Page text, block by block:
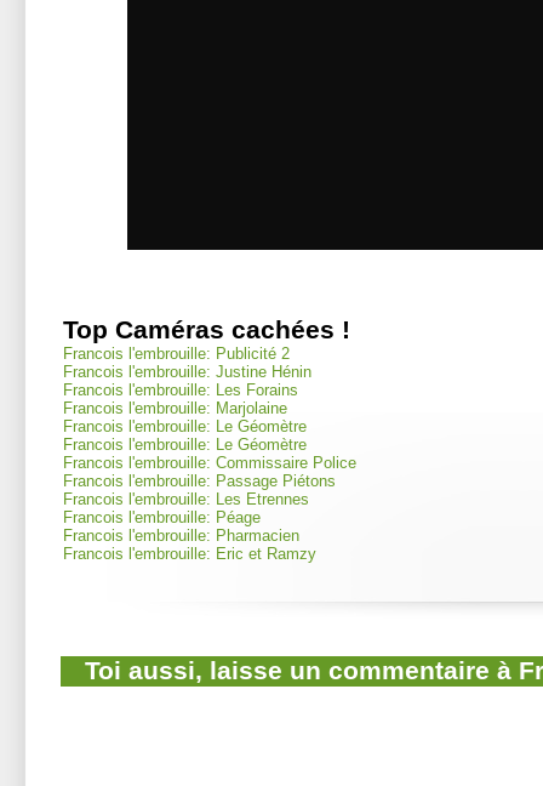
Top Caméras cachées !
Francois l'embrouille: Publicité 2
Francois l'embrouille: Justine Hénin
Francois l'embrouille: Les Forains
Francois l'embrouille: Marjolaine
Francois l'embrouille: Le Géomètre
Francois l'embrouille: Le Géomètre
Francois l'embrouille: Commissaire Police
Francois l'embrouille: Passage Piétons
Francois l'embrouille: Les Etrennes
Francois l'embrouille: Péage
Francois l'embrouille: Pharmacien
Francois l'embrouille: Eric et Ramzy
Toi aussi, laisse un commentaire à